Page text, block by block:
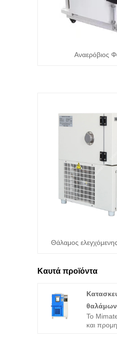
Αναερόβιος
Θάλαμος
Καυτά προϊόντα
θαλάμων
Το
και